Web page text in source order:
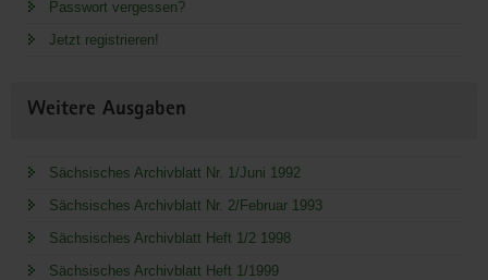
Passwort vergessen?
Jetzt registrieren!
Weitere Ausgaben
Sächsisches Archivblatt Nr. 1/Juni 1992
Sächsisches Archivblatt Nr. 2/Februar 1993
Sächsisches Archivblatt Heft 1/2 1998
Sächsisches Archivblatt Heft 1/1999